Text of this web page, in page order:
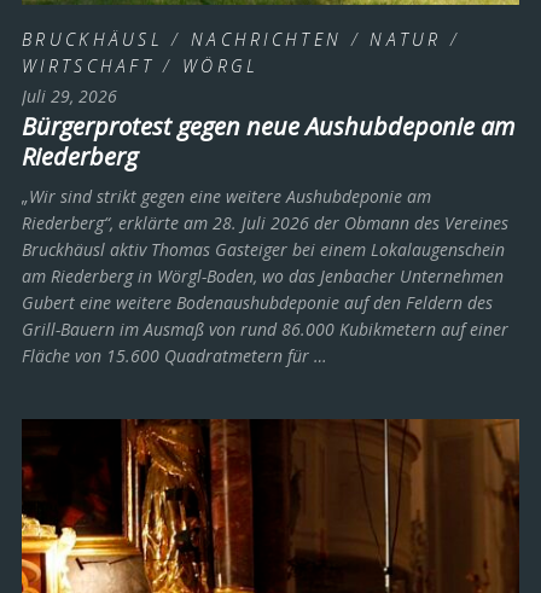
BRUCKHÄUSL / NACHRICHTEN / NATUR /
WIRTSCHAFT / WÖRGL
Juli 29, 2026
Bürgerprotest gegen neue Aushubdeponie am
Riederberg
„Wir sind strikt gegen eine weitere Aushubdeponie am
Riederberg“, erklärte am 28. Juli 2026 der Obmann des Vereines
Bruckhäusl aktiv Thomas Gasteiger bei einem Lokalaugenschein
am Riederberg in Wörgl-Boden, wo das Jenbacher Unternehmen
Gubert eine weitere Bodenaushubdeponie auf den Feldern des
Grill-Bauern im Ausmaß von rund 86.000 Kubikmetern auf einer
Fläche von 15.600 Quadratmetern für …